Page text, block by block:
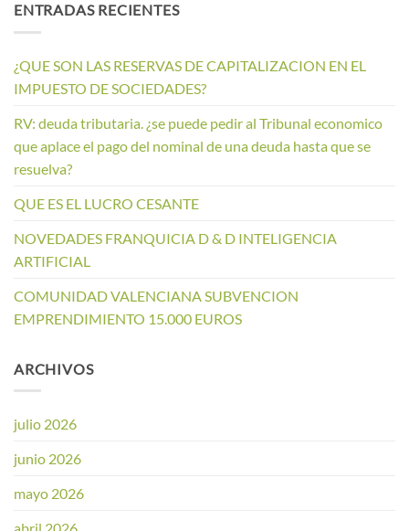
ENTRADAS RECIENTES
¿QUE SON LAS RESERVAS DE CAPITALIZACION EN EL
IMPUESTO DE SOCIEDADES?
RV: deuda tributaria. ¿se puede pedir al Tribunal economico
que aplace el pago del nominal de una deuda hasta que se
resuelva?
QUE ES EL LUCRO CESANTE
NOVEDADES FRANQUICIA D & D INTELIGENCIA
ARTIFICIAL
COMUNIDAD VALENCIANA SUBVENCION
EMPRENDIMIENTO 15.000 EUROS
ARCHIVOS
julio 2026
junio 2026
mayo 2026